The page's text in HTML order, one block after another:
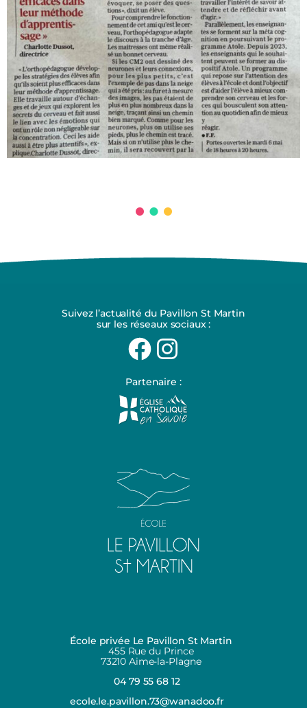
Suivez l’actualité du Pavillon St Martin
sur les réseaux sociaux :
Partenaire :
École privée Le Pavillon St Martin
455 Rue du Prince
73210 Aime-la-Plagne
04 79 55 68 12
ecole.le.pavillon.73@wanadoo.fr